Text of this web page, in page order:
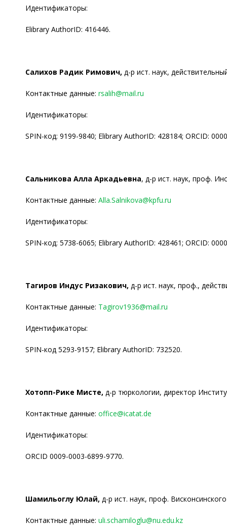
Идентификаторы:
Elibrary AuthorID: 416446.
Салихов Радик Римович, д-р ист. наук,
Контактные данные: rsalih@mail.ru
Идентификаторы:
SPIN-код: 9199-9840; Elibrary AuthorID: 428184; ORCID:
Сальникова Алла Аркадьевна, д-р ист. наук, проф.
Контактные данные: Alla.Salnikova@kpfu.ru
Идентификаторы:
SPIN-код: 5738-6065; Elibrary AuthorID: 428461; ORCID:
Тагиров Индус Ризакович, д-р ист. наук, проф.,
Контактные данные: Tagirov1936@mail.ru
Идентификаторы:
SPIN-код 5293-9157; Elibrary AuthorID: 732520.
Хотопп-Рике Мисте, д-р тюркологии, директор
Контактные данные: office@icatat.de
Идентификаторы:
ORCID 0009-0003-6899-9770.
Шамильоглу Юлай, д-р ист. наук, проф.
Контактные данные: uli.schamiloglu@nu.edu.kz